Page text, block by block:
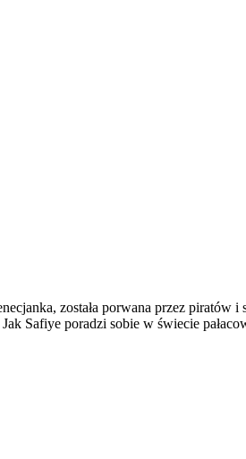
została porwana przez piratów i
Safiye poradzi sobie w świecie